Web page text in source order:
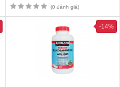
(0 đánh giá)
-14%